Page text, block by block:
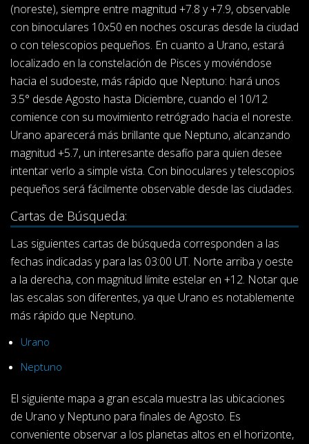
(noreste), siempre entre magnitud +7.8 y +7.9, observable
con binoculares 10x50 en noches oscuras desde la ciudad
o con telescopios pequeños. En cuanto a Urano, estará
localizado en la constelación de Pisces y moviéndose
hacia el sudoeste, más rápido que Neptuno: hará unos
3.5° desde Agosto hasta Diciembre, cuando el 10/12
comience con su movimiento retrógrado hacia el noreste.
Urano aparecerá más brillante que Neptuno, alcanzando
magnitud +5.7, un interesante desafío para quien desee
intentar verlo a simple vista. Con binoculares y telescopios
pequeños será fácilmente observable desde las ciudades.
Cartas de Búsqueda:
Las siguientes cartas de búsqueda corresponden a las
fechas indicadas y para las 03:00 UT. Norte arriba y oeste
a la derecha, con magnitud límite estelar en +12. Notar que
las escalas son diferentes, ya que Urano es notablemente
más rápido que Neptuno.
Urano
Neptuno
El siguiente mapa a gran escala muestra las ubicaciones
de Urano y Neptuno para finales de Agosto. Es
conveniente observar a los planetas altos en el horizonte,